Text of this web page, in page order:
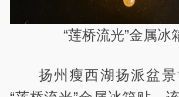
“莲桥流光”金属冰
扬州瘦西湖扬派盆